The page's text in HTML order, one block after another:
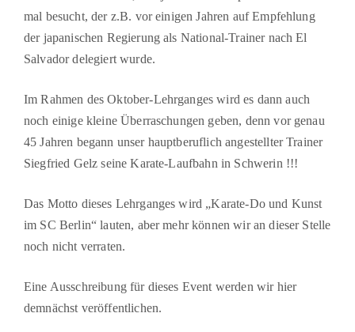
mal besucht, der z.B. vor einigen Jahren auf Empfehlung
der japanischen Regierung als National-Trainer nach El
Salvador delegiert wurde.
Im Rahmen des Oktober-Lehrganges wird es dann auch
noch einige kleine Überraschungen geben, denn vor genau
45 Jahren begann unser hauptberuflich angestellter Trainer
Siegfried Gelz seine Karate-Laufbahn in Schwerin !!!
Das Motto dieses Lehrganges wird „Karate-Do und Kunst
im SC Berlin“ lauten, aber mehr können wir an dieser Stelle
noch nicht verraten.
Eine Ausschreibung für dieses Event werden wir hier
demnächst veröffentlichen.